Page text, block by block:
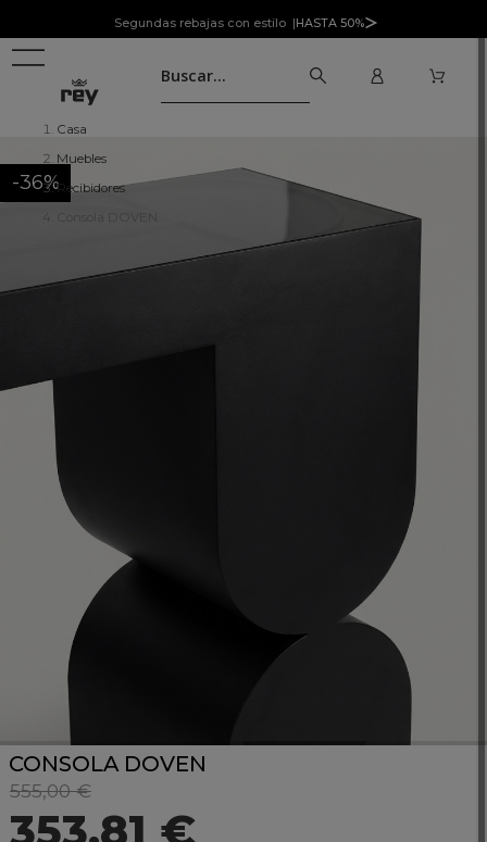
Segundas rebajas con estilo |HASTA 50%
Casa
Muebles
Recibidores
-36%
CONSOLA DOVEN
555,00 €
353,81 €